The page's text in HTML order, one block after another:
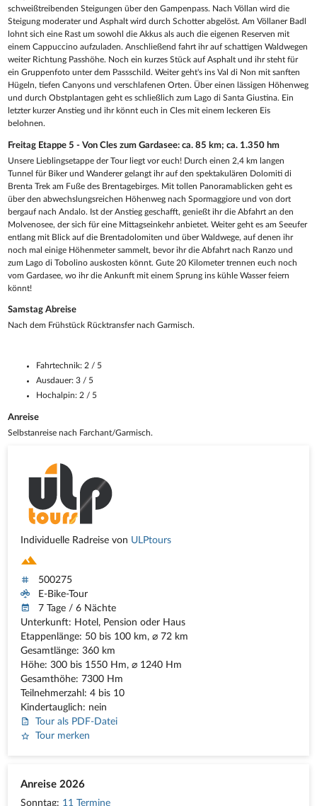
schweißtreibenden Steigungen über den Gampenpass. Nach Völlan wird die
Steigung moderater und Asphalt wird durch Schotter abgelöst. Am Völlaner Badl
lohnt sich eine Rast um sowohl die Akkus als auch die eigenen Reserven mit
einem Cappuccino aufzuladen. Anschließend fahrt ihr auf schattigen Waldwegen
weiter Richtung Passhöhe. Noch ein kurzes Stück auf Asphalt und ihr steht für
ein Gruppenfoto unter dem Passschild. Weiter geht's ins Val di Non mit sanften
Hügeln, tiefen Canyons und verschlafenen Orten. Über einen lässigen Höhenweg
und durch Obstplantagen geht es schließlich zum Lago di Santa Giustina. Ein
letzter kurzer Anstieg und ihr könnt euch in Cles mit einem leckeren Eis
belohnen.
Freitag Etappe 5 - Von Cles zum Gardasee: ca. 85 km; ca. 1.350 hm
Unsere Lieblingsetappe der Tour liegt vor euch! Durch einen 2,4 km langen
Tunnel für Biker und Wanderer gelangt ihr auf den spektakulären Dolomiti di
Brenta Trek am Fuße des Brentagebirges. Mit tollen Panoramablicken geht es
über den abwechslungsreichen Höhenweg nach Spormaggiore und von dort
bergauf nach Andalo. Ist der Anstieg geschafft, genießt ihr die Abfahrt an den
Molvenosee, der sich für eine Mittagseinkehr anbietet. Weiter geht es am Seeufer
entlang mit Blick auf die Brentadolomiten und über Waldwege, auf denen ihr
noch mal einige Höhenmeter sammelt, bevor ihr die Abfahrt nach Ranzo und
zum Lago di Tobolino auskosten könnt. Gute 20 Kilometer trennen euch noch
vom Gardasee, wo ihr die Ankunft mit einem Sprung ins kühle Wasser feiern
könnt!
Samstag Abreise
Nach dem Frühstück Rücktransfer nach Garmisch.
Fahrtechnik: 2 / 5
Ausdauer: 3 / 5
Hochalpin: 2 / 5
Anreise
Selbstanreise nach Farchant/Garmisch.
Individuelle Radreise von ULPtours
500275
E-Bike-Tour
7 Tage / 6 Nächte
Unterkunft: Hotel, Pension oder Haus
Etappenlänge: 50 bis 100 km, ⌀ 72 km
Gesamtlänge: 360 km
Höhe: 300 bis 1550 Hm, ⌀ 1240 Hm
Gesamthöhe: 7300 Hm
Teilnehmerzahl: 4 bis 10
Kindertauglich: nein
Tour als PDF-Datei
Tour merken
Anreise 2026
Sonntag: 11 Termine